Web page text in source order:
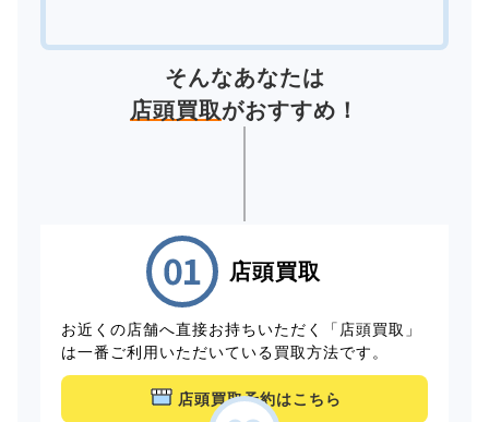
そんなあなたは
店頭買取がおすすめ！
店頭買取
お近くの店舗へ直接お持ちいただく「店頭買取」
は一番ご利用いただいている買取方法です。
店頭買取予約はこちら